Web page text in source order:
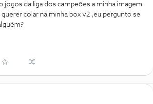
jogos da liga dos campeões a minha imagem
colar na minha box v2 ,eu pergunto se